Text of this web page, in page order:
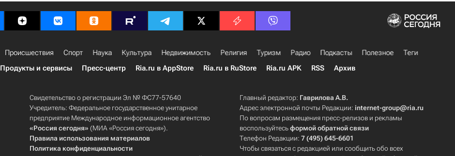
Происшествия Спорт Наука Культура Недвижимость Религия Туризм Радио Подкасты Полезное
Теги
Продукты и сервисы Пресс-центр Ria.ru в AppStore Ria.ru в RuStore Ria.ru APK RSS Архив
Свидетельство о регистрации Эл № ФС77-57640
Учредитель: Федеральное государственное унитарное
предприятие Международное информационное агентство
«Россия сегодня» (МИА «Россия сегодня»).
Правила использования материалов
Политика конфиденциальности
Главный редактор: Гаврилова А.В.
Адрес электронной почты Редакции:internet-group@ria.ru
По вопросам размещения пресс-релизов и рекламы
воспользуйтесьформой обратной связи
Телефон Редакции:7 (495) 645-6601
Чтобы связаться с редакцией или сообщить обо всех